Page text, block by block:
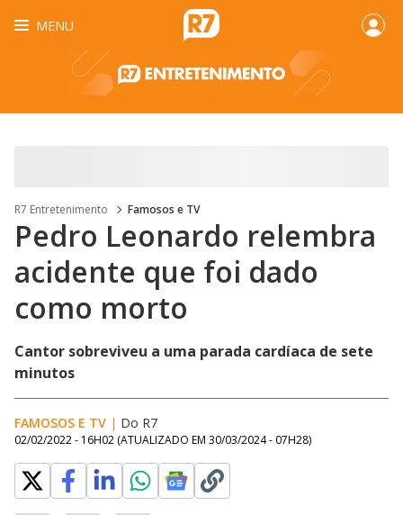
MENU
R7 Entretenimento Famosos e TV
Pedro Leonardo relembra
acidente que foi dado
como morto
Cantor sobreviveu a uma parada cardíaca de sete
minutos
FAMOSOS E TV | Do R7
02/02/2022 - 16H02 (ATUALIZADO EM 30/03/2024 - 07H28)